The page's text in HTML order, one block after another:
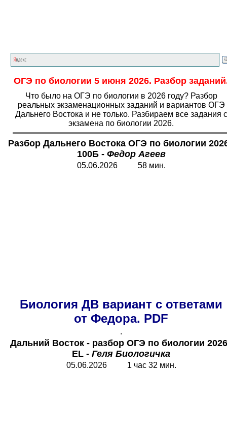
ОГЭ по биологии 5 июня 2026. Разбор
Что было на ОГЭ по биологии в 2026 году? Разбор
реальных экзаменационных заданий и вариантов ОГЭ
Дальнего Востока и не только. Разбираем все задания с
экзамена по биологии 2026.
Разбор Дальнего Востока ОГЭ по биологии
100Б -Федор Агеев
05.06.2026 58 мин.
Биология ДВ вариант с ответами
от Федора. PDF
.
Дальний Восток - разбор ОГЭ по биологии
EL - Геля Биологичка
05.06.2026 1 час 32 мин.